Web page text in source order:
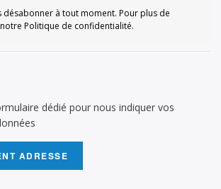
désabonner à tout moment. Pour plus de
Politique de confidentialité.
dédié pour nous indiquer vos
ADRESSE